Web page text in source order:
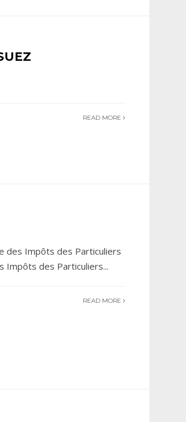
READ MORE
des Impôts des Particuliers
Impôts des Particuliers...
READ MORE